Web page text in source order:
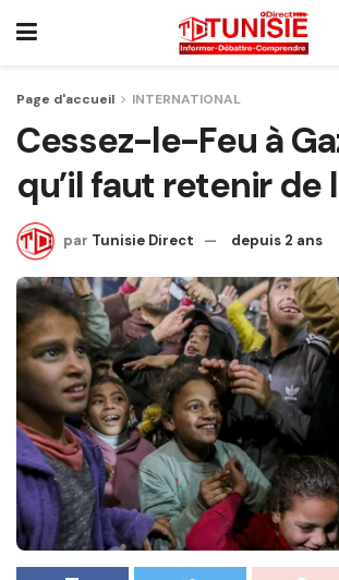
Page d'accueil INTERNATIONAL
Cessez-le-Feu à
qu’il faut retenir de
par Tunisie Direct depuis 2 ans